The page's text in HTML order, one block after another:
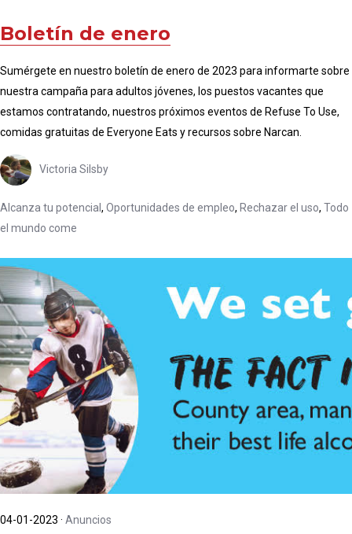
Boletín de enero
Sumérgete en nuestro boletín de enero de 2023 para informarte sobre
nuestra campaña para adultos jóvenes, los puestos vacantes que
estamos contratando, nuestros próximos eventos de Refuse To Use,
comidas gratuitas de Everyone Eats y recursos sobre Narcan.
Victoria Silsby
Alcanza tu potencial , Oportunidades de empleo, Rechazar el uso, Todo
el mundo come
04-01-2023 · Anuncios